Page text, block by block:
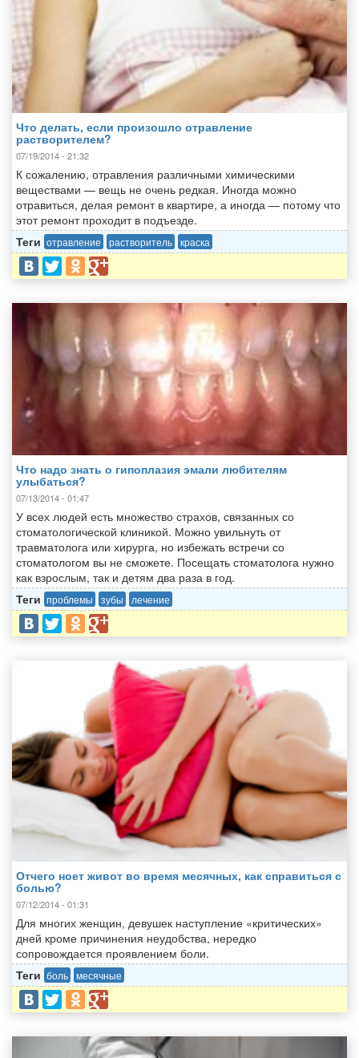
Что делать, если произошло отравление
растворителем?
07/19/2014 - 21:32
К сожалению, отравления различными химическими
веществами — вещь не очень редкая. Иногда можно
отравиться, делая ремонт в квартире, а иногда — потому что
этот ремонт проходит в подъезде.
Теги отравление растворитель краска
Что надо знать о гипоплазия эмали любителям
улыбаться?
07/13/2014 - 01:47
У всех людей есть множество страхов, связанных со
стоматологической клиникой. Можно увильнуть от
травматолога или хирурга, но избежать встречи со
стоматологом вы не сможете. Посещать стоматолога нужно
как взрослым, так и детям два раза в год.
Теги проблемы зубы лечение
Отчего ноет живот во время месячных, как справиться с
болью?
07/12/2014 - 01:31
Для многих женщин, девушек наступление «критических»
дней кроме причинения неудобства, нередко
сопровождается проявлением боли.
Теги боль месячные